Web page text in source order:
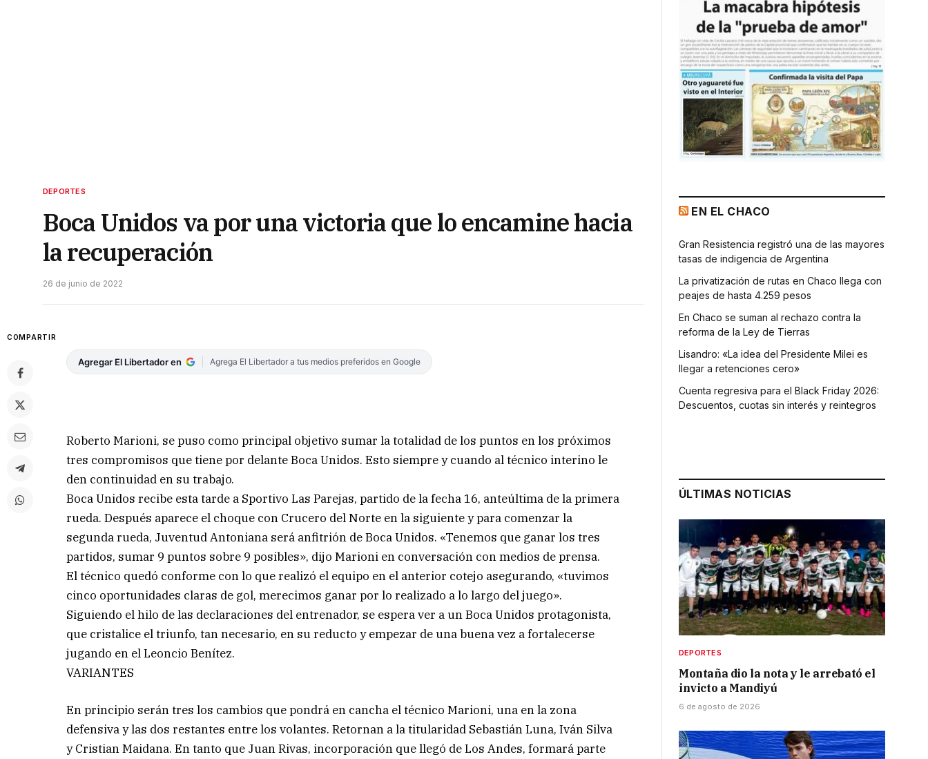
DEPORTES
Boca Unidos va por una victoria que lo encamine hacia
la recuperación
26 de junio de 2022
COMPARTIR
Agregar El Libertador en Agrega El Libertador a tus medios preferidos en Google
Roberto Marioni, se puso como principal objetivo sumar la totalidad de los puntos en los próximos
tres compromisos que tiene por delante Boca Unidos. Esto siempre y cuando al técnico interino le
den continuidad en su trabajo.
Boca Unidos recibe esta tarde a Sportivo Las Parejas, partido de la fecha 16, anteúltima de la primera
rueda. Después aparece el choque con Crucero del Norte en la siguiente y para comenzar la
segunda rueda, Juventud Antoniana será anfitrión de Boca Unidos. «Tenemos que ganar los tres
partidos, sumar 9 puntos sobre 9 posibles», dijo Marioni en conversación con medios de prensa.
El técnico quedó conforme con lo que realizó el equipo en el anterior cotejo asegurando, «tuvimos
cinco oportunidades claras de gol, merecimos ganar por lo realizado a lo largo del juego».
Siguiendo el hilo de las declaraciones del entrenador, se espera ver a un Boca Unidos protagonista,
que cristalice el triunfo, tan necesario, en su reducto y empezar de una buena vez a fortalecerse
jugando en el Leoncio Benítez.
VARIANTES
En principio serán tres los cambios que pondrá en cancha el técnico Marioni, una en la zona
defensiva y las dos restantes entre los volantes. Retornan a la titularidad Sebastián Luna, Iván Silva
y Cristian Maidana. En tanto que Juan Rivas, incorporación que llegó de Los Andes, formará parte
EN EL CHACO
Gran Resistencia registró una de las mayores
tasas de indigencia de Argentina
La privatización de rutas en Chaco llega con
peajes de hasta 4.259 pesos
En Chaco se suman al rechazo contra la
reforma de la Ley de Tierras
Lisandro: «La idea del Presidente Milei es
llegar a retenciones cero»
Cuenta regresiva para el Black Friday 2026:
Descuentos, cuotas sin interés y reintegros
ÚLTIMAS NOTICIAS
DEPORTES
Montaña dio la nota y le arrebató el
invicto a Mandiyú
6 de agosto de 2026